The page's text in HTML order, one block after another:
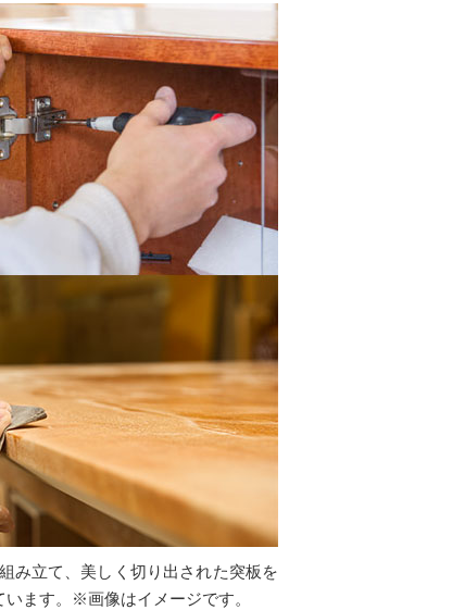
み立て、美しく切り出された突板を
ます。※画像はイメージです。